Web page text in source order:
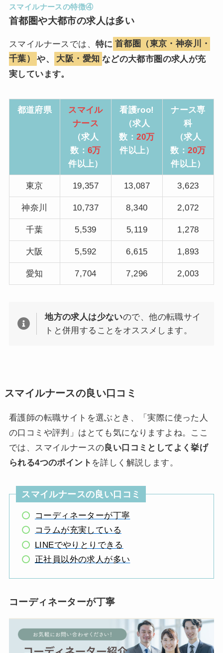
スマイルナースの特徴④
首都圏や大都市の求人は多い
スマイルナースでは、 特に 首都圏（東京・神奈川・
千葉）
や、 大阪・愛知 などの大都市圏の求人が充
実しています。
都道府県
スマイル
ナース
（求人
数： 6万
件以上）
看護roo!
（求人
数：20万
件以上）
ナース専
科
（求人
数：20万
件以上）
東京 19,357 13,087 3,623
神奈川 10,737 8,340 2,072
千葉 5,539 5,119 1,278
大阪 5,592 6,615 1,893
愛知 7,704 7,296 2,003
地方の求人は少ないので、他の転職サイ
トと併用することをオススメします。
スマイルナースの良い口コミ
看護師の転職サイトを選ぶとき、「実際に使った人
の口コミや評判」はとても気になりますよね。ここ
では、スマイルナースの良い口コミとしてよく挙げ
られる4つのポイント を詳しく解説します。
スマイルナースの良い口コミ
コーディネーターが丁寧
コラムが充実している
LINEでやりとりできる
正社員以外の求人が多い
コーディネーターが丁寧